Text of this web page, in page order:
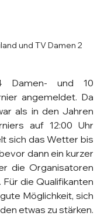
und TV Damen 2
Damen- und 10
angemeldet. Da
als in den Jahren
auf 12:00 Uhr
sich das Wetter bis
dann ein kurzer
die Organisatoren
Für die Qualifikanten
Möglichkeit, sich
etwas zu stärken.